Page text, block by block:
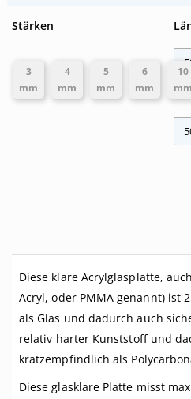
Stärken
3
mm
4
mm
5
mm
6
mm
10
mm
Diese klare Acrylglasplatte,
Acryl, oder PMMA genannt) ist
als Glas und dadurch auch
relativ harter Kunststoff und
kratzempfindlich als
Diese glasklare Platte misst